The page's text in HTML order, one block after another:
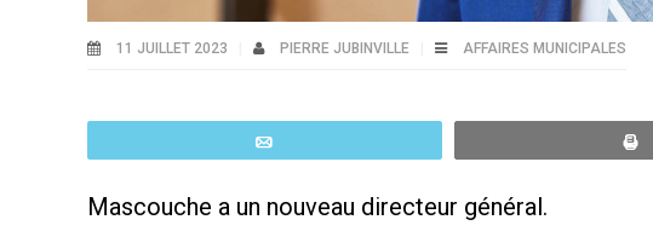
11 JUILLET 2023 PIERRE JUBINVILLE AFFAIRES MUNICIPALES
Mascouche a un nouveau directeur général.